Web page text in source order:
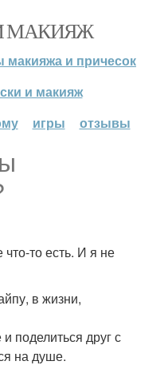
МАКИЯЖ
макияжа и причесок
и макияж
игры отзывы
что-то есть. И я не
в жизни,
поделиться друг с
на душе.